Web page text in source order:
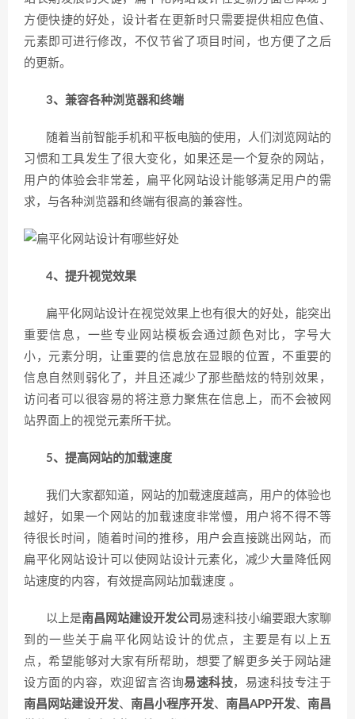
方便快捷的好处，设计者在更新时只需要提供相应色值、
元素即可进行修改，不仅节省了项目时间，也方便了之后
的更新。
3、兼容各种浏览器和终端
随着当前智能手机和平板电脑的使用，人们浏览网站的
习惯和工具发生了很大变化，如果还是一个复杂的网站，
用户的体验会非常差，扁平化网站设计能够满足用户的需
求，与各种浏览器和终端有很高的兼容性。
4、提升视觉效果
扁平化网站设计在视觉效果上也有很大的好处，能突出
重要信息，一些专业网站模板会通过颜色对比，字号大
小，元素分明，让重要的信息放在显眼的位置，不重要的
信息自然则弱化了，并且还减少了那些酷炫的特别效果，
访问者可以很容易的将注意力聚焦在信息上，而不会被网
站界面上的视觉元素所干扰。
5、提高网站的加载速度
我们大家都知道，网站的加载速度越高，用户的体验也
越好，如果一个网站的加载速度非常慢，用户将不得不等
待很长时间，随着时间的推移，用户会直接跳出网站，而
扁平化网站设计可以使网站设计元素化，减少大量降低网
站速度的内容，有效提高网站加载速度 。
以上是南昌网站建设开发公司 易速科技小编要跟大家聊
到的一些关于扁平化网站设计的优点，主要是有以上五
点，希望能够对大家有所帮助，想要了解更多关于网站建
设方面的内容，欢迎留言咨询易速科技，易速科技专注于
南昌网站建设开发、 南昌小程序开发、 南昌APP开发、 南昌